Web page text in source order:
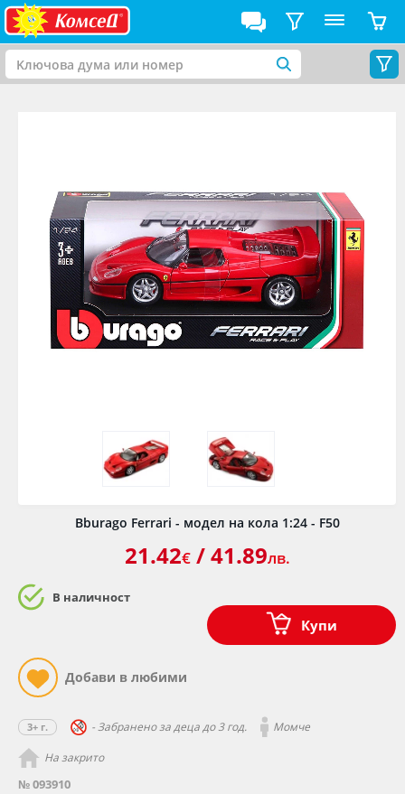
Bburago Ferrari - модел на кола 1:24 - F50
№ 093910
3+ г. - Забранено за деца до 3 год. Момче
На закрито
21.42€/ 41.89лв.
В наличност
Купи